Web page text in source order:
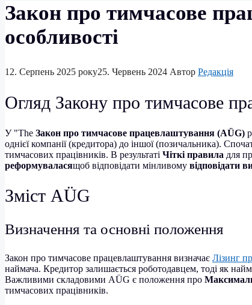
Закон про тимчасове
особливості
12. Серпень 2025 року25. Червень 2024 Автор Редакція
Огляд Закону про тимчасове
У "The Закон про тимчасове працевлаштування (AÜG)
однієї компанії (кредитора) до іншої (позичальника).
тимчасових працівників. В результаті Чіткі правила для
реформуваласящоб відповідати мінливому відповідати
Зміст AÜG
Визначення та основні положення
Закон про тимчасове працевлаштування визначає Лізинг
наймача. Кредитор залишається роботодавцем, тоді як
Важливими складовими AÜG є положення про
тимчасових працівників.